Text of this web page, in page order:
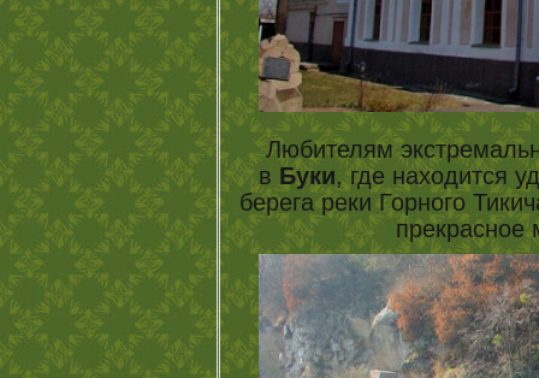
Любителям
в Буки, где находится
берега реки Горного
прекрасное